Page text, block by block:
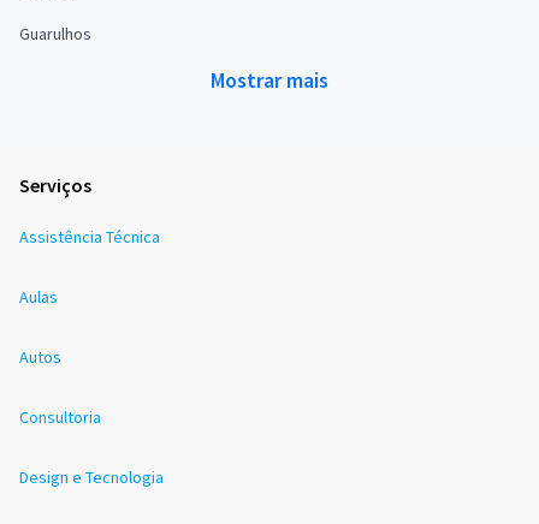
Guarulhos
Mostrar mais
Serviços
Assistência Técnica
Aulas
Autos
Consultoria
Design e Tecnologia